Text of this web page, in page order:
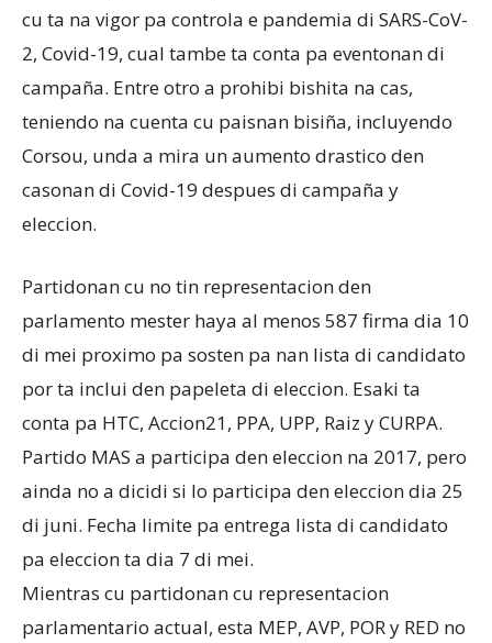
cu ta na vigor pa controla e pandemia di SARS-CoV-
2, Covid-19, cual tambe ta conta pa eventonan di
campaña. Entre otro a prohibi bishita na cas,
teniendo na cuenta cu paisnan bisiña, incluyendo
Corsou, unda a mira un aumento drastico den
casonan di Covid-19 despues di campaña y
eleccion.
Partidonan cu no tin representacion den
parlamento mester haya al menos 587 firma dia 10
di mei proximo pa sosten pa nan lista di candidato
por ta inclui den papeleta di eleccion. Esaki ta
conta pa HTC, Accion21, PPA, UPP, Raiz y CURPA.
Partido MAS a participa den eleccion na 2017, pero
ainda no a dicidi si lo participa den eleccion dia 25
di juni. Fecha limite pa entrega lista di candidato
pa eleccion ta dia 7 di mei.
Mientras cu partidonan cu representacion
parlamentario actual, esta MEP, AVP, POR y RED no